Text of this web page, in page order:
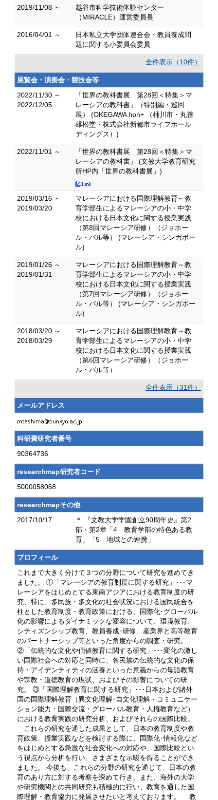
2019/11/08 ～
越谷市科学技術体験センター
（MIRACLE）運営委員長
2016/04/01 ～
日本私立大学団体連合会・教員養成問
題に関する小委員会委員
全件表示（10件）
展覧会・演奏会・競技会等
2022/11/30 ～
2022/12/05
「世界の教科書展 第28回＜特集＞マ
レーシアの教科書」（特別編・巡回
展） (OKEGAWA hon+ （桶川市・丸善
雄松堂・株式会社新都市ライフホール
ディングス）)
2022/11/01 ～
「世界の教科書展 第28回＜特集＞マ
レーシアの教科書」 (文教大学教育研究
所HP内「世界の教科書展」)
2019/03/16 ～
2019/03/20
マレーシアにおける国際理解教育～教
育学部生によるマレーシアの小・中学
校における日本文化に関する授業実践
（第8回マレーシア研修）（ジョホー
ル・バル等） (マレーシア・シンガポー
ル)
2019/01/26 ～
2019/01/31
マレーシアにおける国際理解教育～教
育学部生によるマレーシアの小・中学
校における日本文化に関する授業実践
（第7回マレーシア研修）（ジョホー
ル・バル等） (マレーシア・シンガポー
ル)
2018/03/20 ～
2018/03/29
マレーシアにおける国際理解教育～教
育学部生によるマレーシアの小・中学
校における日本文化に関する授業実践
（第6回マレーシア研修）（ジョホー
ル・バル等）
全件表示（31件）
メールアドレス
科研費研究者番号
90364736
researchmap研究者コード
5000058068
researchmapその他
2017/10/17
＊ 『文教大学学園創立90周年史』第2
部・第2章「4 教育学部の特色ある教
育」「5 地域との連携」
プロフィール
これまで大きく分けて３つの分野について研究を進めてき
ました。 ①「マレーシアの教育制度に関する研究」･･･マ
レーシアをはじめとする東南アジアにおける教育制度の研
究、特に、多民族・多文化の社会状況における国民統合を
柱とした教育制度・教育政策における、国際化･グローバル
化の影響によるダイナミックな変容について、環境教育、
シティズンシップ教育、教員養成･研修、産業界と高等教育
のパートナーシップ等といった角度からの調査・研究。
②「伝統的な文化や価値教育に関する研究」･･･変化の激し
い国際社会への対応と同時に、各民族の伝統的な文化の保
持・アイデンティティの涵養といった意義からの母語教育
や宗教・道徳教育の現状、およびその影響についての研
究。 ③「国際理解教育に関する研究」･･･日本および諸外
国の国際理解教育（異文化理解･自文化理解・コミュニケー
ション能力・国際交流・グローバル教育・人権教育など）
における教育実践の研究分析、およびそれらの国際比較。
これらの研究を通した成果として、日本の教育制度や教
育政策、授業実践などを検討する際に、国際化･情報化など
をはじめとする急激な社会変化への対応や、国際比較とい
う視点から分析を行い、さまざまな示唆を得ることができ
ました。 今後も、これらの分野の研究を通じて、日本の教
育のあり方に対する考察を深めて行き、また、海外の大学
や研究機関との共同研究も積極的に行い、教育を通した国
際理解・教育協力に発展させたいと考えております。 教